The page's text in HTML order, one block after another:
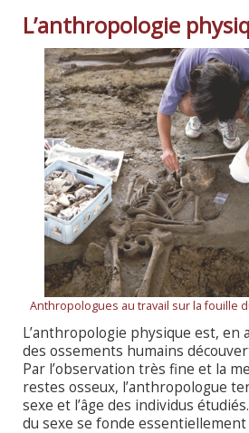
L’anthropologie
Anthropologues au travail sur la fouille
L’anthropologie physique est, en
des ossements humains
Par l’observation très fine et la
restes osseux, l’anthropologue
sexe et l’âge des individus
du sexe se fonde